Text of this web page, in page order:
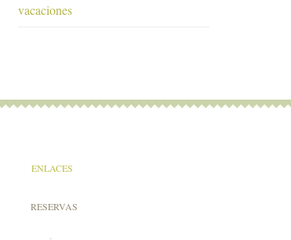
vacaciones
ENLACES
RESERVAS